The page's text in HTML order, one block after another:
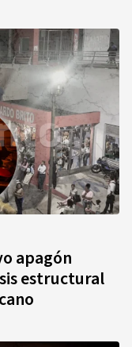
apagón
estructural